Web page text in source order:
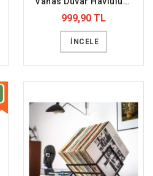
999,90 TL
İNCELE